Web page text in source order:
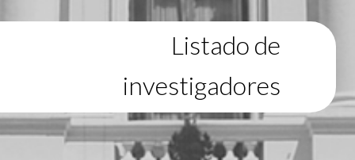
Listado de
investigadores